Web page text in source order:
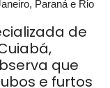
Paraná e Rio
de
que
e furtos